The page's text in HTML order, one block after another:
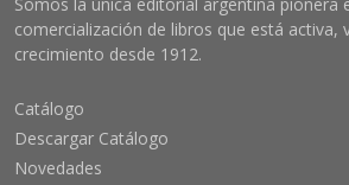
comercialización de libros que está activa,
crecimiento desde 1912.
Catálogo
Descargar Catálogo
Novedades